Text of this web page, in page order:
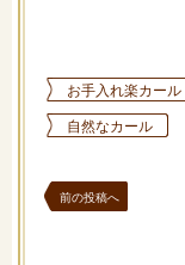
お手入れ楽カール
自然なカール
前の投稿へ